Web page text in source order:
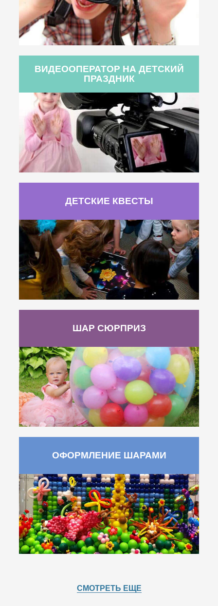
ВИДЕООПЕРАТОР НА ДЕТСКИЙ
ПРАЗДНИК
ДЕТСКИЕ КВЕСТЫ
ШАР СЮРПРИЗ
ОФОРМЛЕНИЕ ШАРАМИ
СМОТРЕТЬ ЕЩЕ